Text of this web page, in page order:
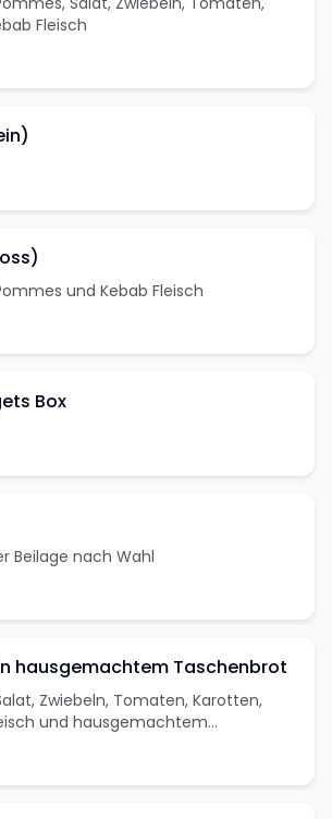
Fleisch
und Kebab Fleisch
Box
Beilage nach Wahl
hausgemachtem Taschenbrot
Zwiebeln, Tomaten, Karotten,
und hausgemachtem